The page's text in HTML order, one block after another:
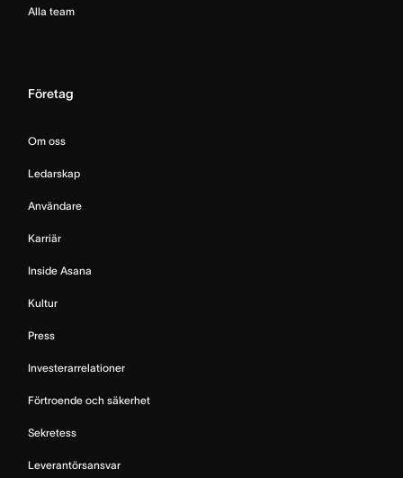
Alla team
Företag
Om oss
Ledarskap
Användare
Karriär
Inside Asana
Kultur
Press
Investerarrelationer
Förtroende och säkerhet
Sekretess
Leverantörsansvar